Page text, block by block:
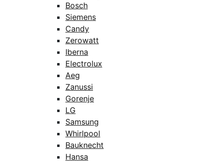
Bosch
Siemens
Candy
Zerowatt
Iberna
Electrolux
Aeg
Zanussi
Gorenje
LG
Samsung
Whirlpool
Bauknecht
Hansa